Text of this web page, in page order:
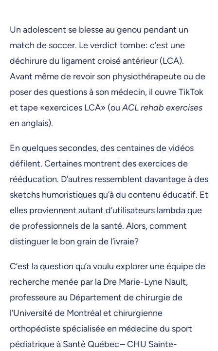
Un adolescent se blesse au genou pendant un
match de soccer. Le verdict tombe: c’est une
déchirure du ligament croisé antérieur (LCA).
Avant même de revoir son physiothérapeute ou de
poser des questions à son médecin, il ouvre TikTok
et tape «exercices LCA» (ouACL rehab exercises
en anglais).
En quelques secondes, des centaines de vidéos
défilent. Certaines montrent des exercices de
rééducation. D’autres ressemblent davantage à des
sketchs humoristiques qu’à du contenu éducatif. Et
elles proviennent autant d’utilisateurs lambda que
de professionnels de la santé. Alors, comment
distinguer le bon grain de l’ivraie?
C’est la question qu’a voulu explorer une équipe de
recherche menée par la Dre Marie-Lyne Nault,
professeure au Département de chirurgie de
l’Université de Montréal et chirurgienne
orthopédiste spécialisée en médecine du sport
pédiatrique à Santé Québec – CHU Sainte-